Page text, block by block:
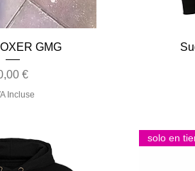
rapideGMG
€
Incluse
solo en